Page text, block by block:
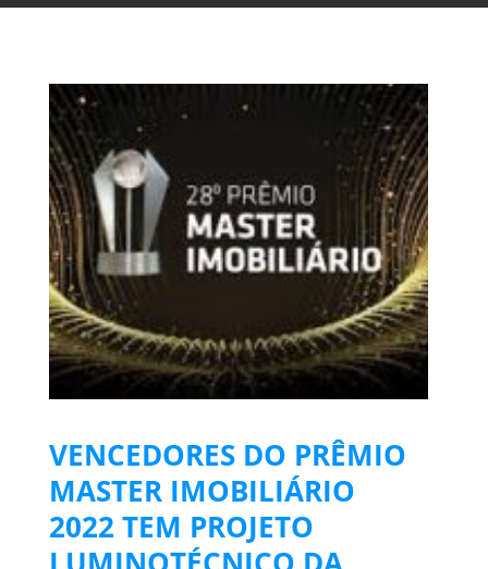
VENCEDORES DO PRÊMIO
MASTER IMOBILIÁRIO
2022 TEM PROJETO